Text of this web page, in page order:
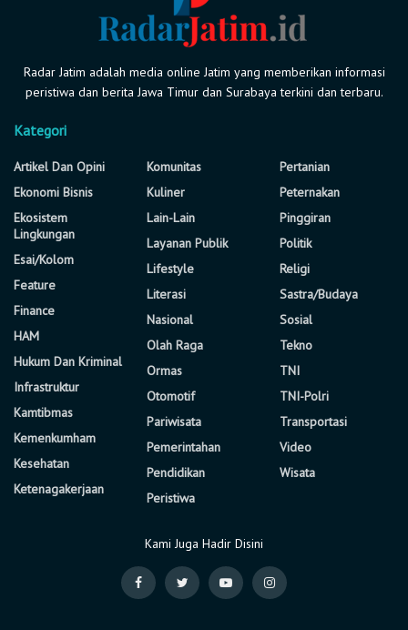
Radar Jatim adalah media online Jatim yang memberikan informasi
peristiwa dan berita Jawa Timur dan Surabaya terkini dan terbaru.
Kategori
Artikel Dan Opini
Ekonomi Bisnis
Ekosistem
Lingkungan
Esai/Kolom
Feature
Finance
HAM
Hukum Dan Kriminal
Infrastruktur
Kamtibmas
Kemenkumham
Kesehatan
Ketenagakerjaan
Komunitas
Kuliner
Lain-Lain
Layanan Publik
Lifestyle
Literasi
Nasional
Olah Raga
Ormas
Otomotif
Pariwisata
Pemerintahan
Pendidikan
Peristiwa
Pertanian
Peternakan
Pinggiran
Politik
Religi
Sastra/Budaya
Sosial
Tekno
TNI
TNI-Polri
Transportasi
Video
Wisata
Kami Juga Hadir Disini